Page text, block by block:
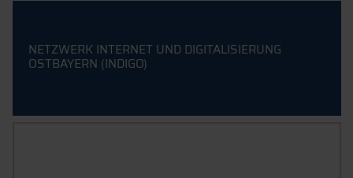
NETZWERK INTERNET UND DIGITALISIERUNG
OSTBAYERN (INDIGO)